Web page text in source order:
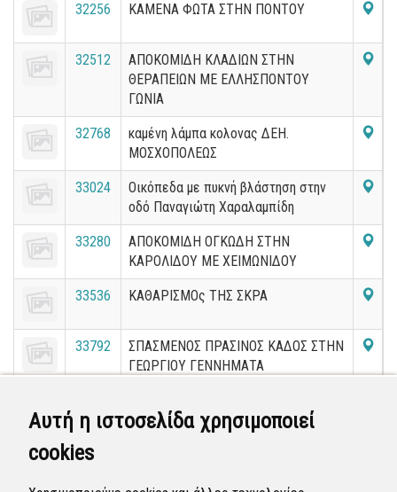
Αυτή η ιστοσελίδα χρησιμοποιεί
cookies
32256 ΚΑΜΕΝΑ ΦΩΤΑ ΣΤΗΝ ΠΟΝΤΟΥ
32512
ΑΠΟΚΟΜΙΔΗ ΚΛΑΔΙΩΝ ΣΤΗΝ
ΘΕΡΑΠΕΙΩΝ ΜΕ ΕΛΛΗΣΠΟΝΤΟΥ
ΓΩΝΙΑ
32768
καμένη λάμπα κολονας ΔΕΗ.
ΜΟΣΧΟΠΟΛΕΩΣ
33024
Οικόπεδα με πυκνή βλάστηση στην
οδό Παναγιώτη Χαραλαμπίδη
33280
ΑΠΟΚΟΜΙΔΗ ΟΓΚΩΔΗ ΣΤΗΝ
ΚΑΡΟΛΙΔΟΥ ΜΕ ΧΕΙΜΩΝΙΔΟΥ
33536 ΚΑΘΑΡΙΣΜΟς ΤΗΣ ΣΚΡΑ
33792
ΣΠΑΣΜΕΝΟΣ ΠΡΑΣΙΝΟΣ ΚΑΔΟΣ ΣΤΗΝ
ΓΕΩΡΓΙΟΥ ΓΕΝΝΗΜΑΤΑ
ΣΤΗΝ ΗΡΑΣ
34304